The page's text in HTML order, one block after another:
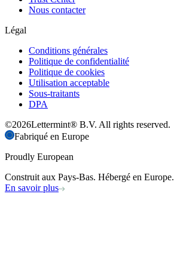
Nous contacter
Légal
Conditions générales
Politique de confidentialité
Politique de cookies
Utilisation acceptable
Sous-traitants
DPA
©2026Lettermint® B.V. All rights reserved.
Fabriqué en Europe
Proudly European
Construit aux Pays-Bas. Hébergé en Europe.
En savoir plus